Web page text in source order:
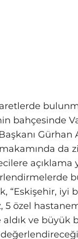
bahçesinde
Gürhan
da
açıklama
“Eskişehir, iyi
özel
ve büyük